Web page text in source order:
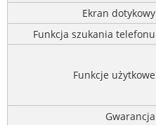
Ekran dotykowy
Funkcja szukania telefonu
Funkcje użytkowe
Gwarancja